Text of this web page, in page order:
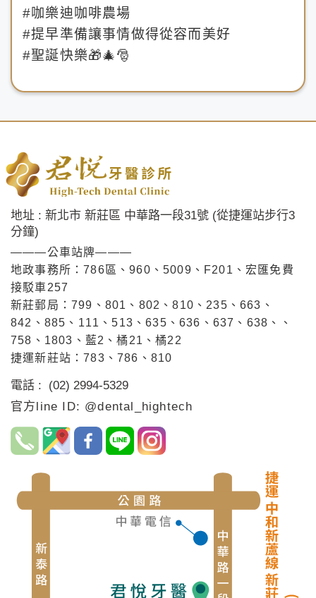
#咖樂迪咖啡農場
#提早準備讓事情做得從容而美好
#聖誕快樂🎁🎄🎅
地址 : 新北市 新莊區 中華路一段31號 (從捷運站步行3
分鐘)
———公車站牌———
地政事務所：786區、960、5009、F201、宏匯免費
接駁車257
新莊郵局：799、801、802、810、235、663、
842、885、111、513、635、636、637、638、、
758、1803、藍2、橘21、橘22
捷運新莊站：783、786、810
電話 : (02) 2994-5329
官方line ID: @dental_hightech